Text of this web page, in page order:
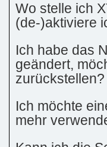
Wo stelle ich
(de-)aktiviere
Ich habe das
geändert,
zurückstellen?
Ich möchte
mehr